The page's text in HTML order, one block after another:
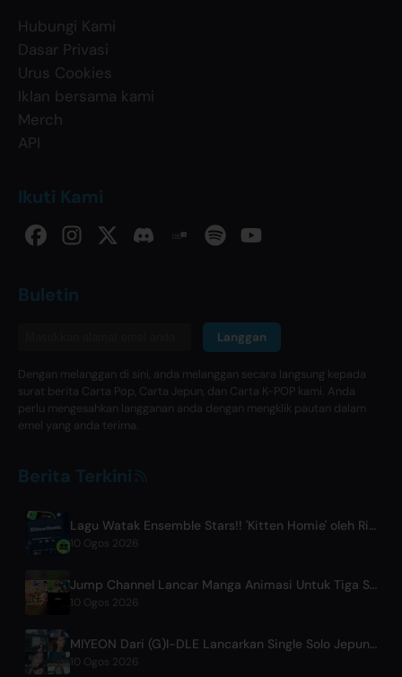
Hubungi Kami
Dasar Privasi
Urus Cookies
Iklan bersama kami
Merch
API
Ikuti Kami
Buletin
Langgan
Dengan melanggan di sini, anda melanggan secara langsung kepada
surat berita Carta Pop, Carta Jepun, dan Carta K-POP kami. Anda
perlu mengesahkan langganan anda dengan mengklik pautan dalam
emel yang anda terima.
Berita Terkini
Lagu Watak Ensemble Stars!! 'Kitten Homie' oleh Ritsu Sakuma Dilancarkan di Seluruh Dunia
10 Ogos 2026
Jump Channel Lancar Manga Animasi Untuk Tiga Siri Shonen Jump Baharu
10 Ogos 2026
MIYEON Dari (G)I-DLE Lancarkan Single Solo Jepun Pertama 'RUN AWAY'
10 Ogos 2026